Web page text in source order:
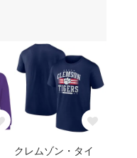
クレムゾン・タイ